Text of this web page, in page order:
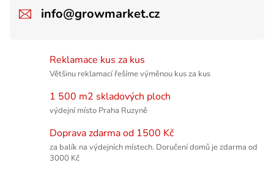
info@growmarket.cz
Reklamace kus za kus
Většinu reklamací řešíme výměnou kus za kus
1 500 m2 skladových ploch
výdejní místo Praha Ruzyně
Doprava zdarma od 1500 Kč
za balík na výdejních místech. Doručení domů je zdarma od
3000 Kč